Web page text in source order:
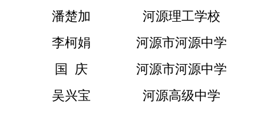
潘楚加
河源理工学校
李柯娟
河源市河源中学
国  庆
河源市河源中学
吴兴宝
河源高级中学